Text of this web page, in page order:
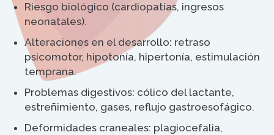
Riesgo biológico (cardiopatías, ingresos
neonatales).
Alteraciones en el desarrollo: retraso
psicomotor, hipotonía, hipertonía, estimulación
temprana.
Problemas digestivos: cólico del lactante,
estreñimiento, gases, reflujo gastroesofágico.
Deformidades craneales: plagiocefalia,